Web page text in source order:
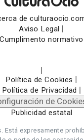
de
Aviso Legal |
Cumplimento normativo
|
Política de Cookies |
Política de Privacidad |
de
Publicidad estatal
Está expresamente